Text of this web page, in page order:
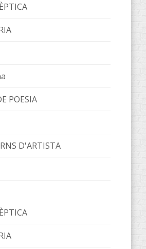
POESIA
D'ARTISTA